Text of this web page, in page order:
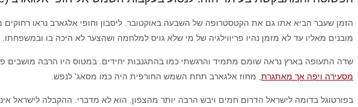
הזמן שעבר הביא אתו גם את הקטסטרופה של השבעה באוקטובר. ליסבון וחופי אלגארב נראו
מובנים מאליו עד לא מזמן נהיו פריווילגיה של מי שלא גויס למלחמה ושהצער לא היכה בו ובמשפחתו.
שדה התעופה בארץ נראה שומם מתמיד והרגשתי כמו בהתגנבות יחידים. במטוס היו הרבה מושבים
מסעירה ויפה אך מאתגרת , מחוז אלגארב תחת השמש החורפית היה כמו מסאג' לנפש.
בפורטוגל בדומה לישראל הדרום חמים ויבש הרבה יותר מהצפון. הוא לא מדברי. ההקבלה לישראל